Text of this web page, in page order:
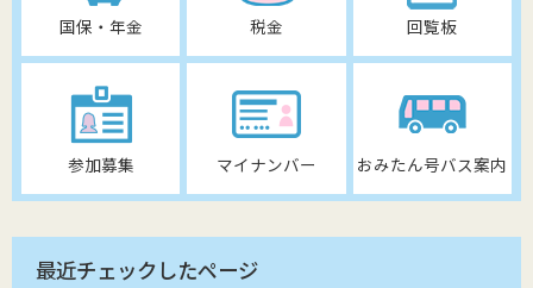
国保・年金 税金 回覧板
参加募集 マイナンバー おみたん号バス案内
最近チェックしたページ